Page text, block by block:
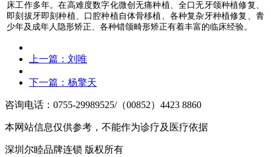
床工作多年。在高难度数字化微创无痛种植、全口无牙颌种植修复、
即刻拔牙即刻种植、口腔种植自体骨移植、各种复杂牙种植修复、青
少年及成年人隐形矫正、各种错颌畸形矫正有着丰富的临床经验。
上一篇： 刘唯
下一篇： 杨擎天
咨询电话：0755-29989525/（00852）4423 8860
本网站信息仅供参考，不能作为诊疗及医疗依据
深圳尔睦品牌连锁 版权所有